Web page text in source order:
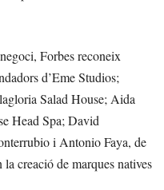
Forbes reconeix
d’Eme Studios;
Salad House; Aida
Head Spa; David
i Antonio Faya, de
creació de marques natives